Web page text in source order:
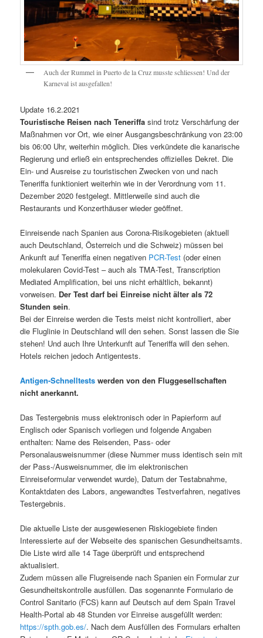
Auch der Rummel in Puerto de la Cruz musste schliessen! Und der
Karneval ist ausgefallen!
Update 16.2.2021
Touristische Reisen nach Teneriffa sind trotz Verschärfung der
Maßnahmen vor Ort, wie einer Ausgangsbeschränkung von 23:00
bis 06:00 Uhr, weiterhin möglich. Dies verkündete die kanarische
Regierung und erließ ein entsprechendes offizielles Dekret. Die
Ein- und Ausreise zu touristischen Zwecken von und nach
Teneriffa funktioniert weiterhin wie in der Verordnung vom 11.
Dezember 2020 festgelegt. Mittlerweile sind auch die
Restaurants und Konzerthäuser wieder geöffnet.
Einreisende nach Spanien aus Corona-Risikogebieten (aktuell
auch Deutschland, Österreich und die Schweiz) müssen bei
Ankunft auf Teneriffa einen negativen PCR-Test (oder einen
molekularen Covid-Test – auch als TMA-Test, Transcription
Mediated Amplification, bei uns nicht erhältlich, bekannt)
vorweisen. Der Test darf bei Einreise nicht älter als 72
Stunden sein.
Bei der Einreise werden die Tests meist nicht kontrolliert, aber
die Fluglinie in Deutschland will den sehen. Sonst lassen die Sie
stehen! Und auch Ihre Unterkunft auf Teneriffa will den sehen.
Hotels reichen jedoch Antigentests.
Antigen-Schnelltests werden von den Fluggesellschaften
nicht anerkannt.
Das Testergebnis muss elektronisch oder in Papierform auf
Englisch oder Spanisch vorliegen und folgende Angaben
enthalten: Name des Reisenden, Pass- oder
Personalausweisnummer (diese Nummer muss identisch sein mit
der Pass-/Ausweisnummer, die im elektronischen
Einreiseformular verwendet wurde), Datum der Testabnahme,
Kontaktdaten des Labors, angewandtes Testverfahren, negatives
Testergebnis.
Die aktuelle Liste der ausgewiesenen Riskiogebiete finden
Interessierte auf der Webseite des spanischen Gesundheitsamts.
Die Liste wird alle 14 Tage überprüft und entsprechend
aktualisiert.
Zudem müssen alle Flugreisende nach Spanien ein Formular zur
Gesundheitskontrolle ausfüllen. Das sogenannte Formulario de
Control Sanitario (FCS) kann auf Deutsch auf dem Spain Travel
Health-Portal ab 48 Stunden vor Einreise ausgefüllt werden:
https://spth.gob.es/. Nach dem Ausfüllen des Formulars erhalten